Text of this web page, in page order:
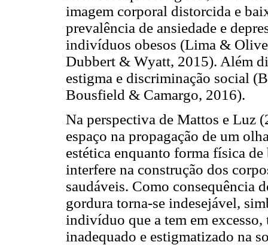
imagem corporal distorcida e
prevalência de ansiedade e
indivíduos obesos (Lima &
Dubbert & Wyatt, 2015). Além
estigma e discriminação social
Bousfield & Camargo, 2016).
Na perspectiva de Mattos e Luz
espaço na propagação de um
estética enquanto forma física
interfere na construção dos
saudáveis. Como consequência
gordura torna-se indesejável,
indivíduo que a tem em
inadequado e estigmatizado na